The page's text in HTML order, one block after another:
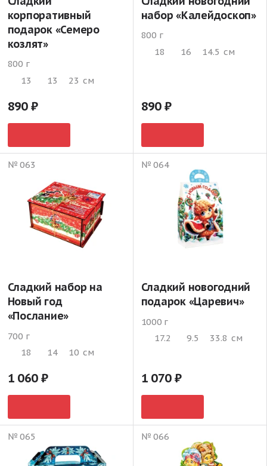
корпоративный
подарок «Семеро
козлят»
800 г
13
13 23 см
890
набор «Калейдоскоп»
800 г
18
16 14.5 см
890
№ 063
Сладкий набор на
Новый год
«Послание»
700 г
18
14 10 см
1 060
№ 064
Сладкий новогодний
подарок «Царевич»
1000 г
17.2
9.5 33.8 см
1 070
№ 065 № 066